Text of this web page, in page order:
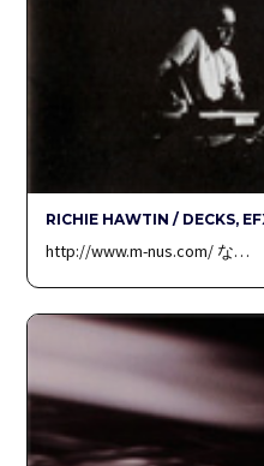
RICHIE HAWTIN / DECKS,
http://www.m-nus.com/ な…